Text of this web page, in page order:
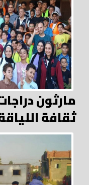
مارثون
ثقافة